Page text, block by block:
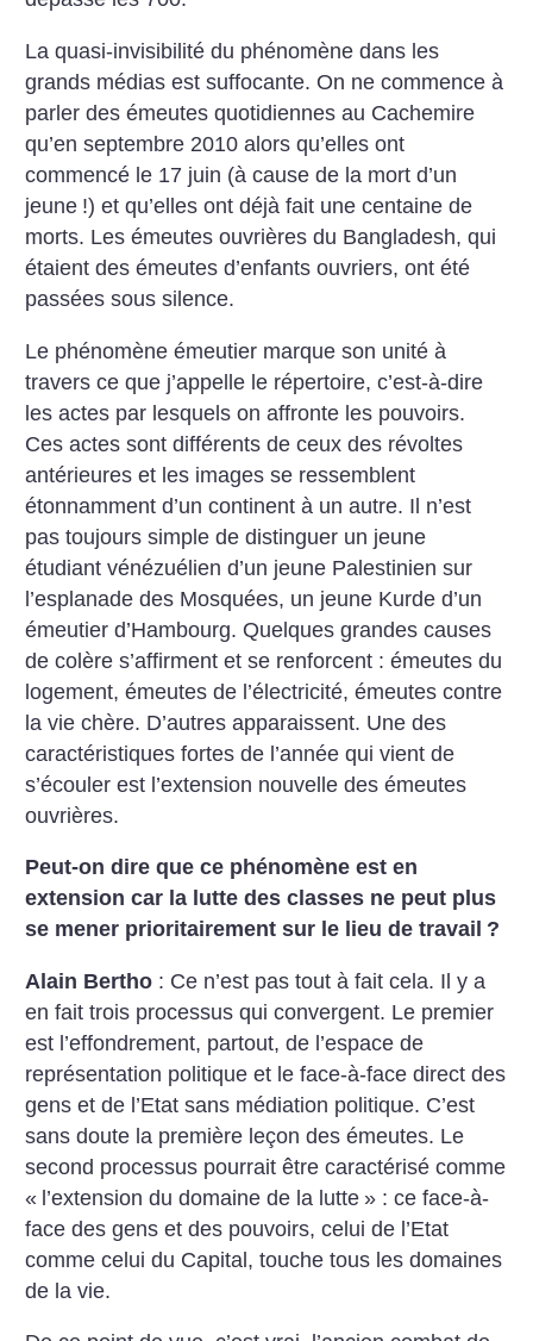
La quasi-invisibilité du phénomène dans les
grands médias est suffocante. On ne commence à
parler des émeutes quotidiennes au Cachemire
qu’en septembre 2010 alors qu’elles ont
commencé le 17 juin (à cause de la mort d’un
jeune !) et qu’elles ont déjà fait une centaine de
morts. Les émeutes ouvrières du Bangladesh, qui
étaient des émeutes d’enfants ouvriers, ont été
passées sous silence.
Le phénomène émeutier marque son unité à
travers ce que j’appelle le répertoire, c’est-à-dire
les actes par lesquels on affronte les pouvoirs.
Ces actes sont différents de ceux des révoltes
antérieures et les images se ressemblent
étonnamment d’un continent à un autre. Il n’est
pas toujours simple de distinguer un jeune
étudiant vénézuélien d’un jeune Palestinien sur
l’esplanade des Mosquées, un jeune Kurde d’un
émeutier d’Hambourg. Quelques grandes causes
de colère s’affirment et se renforcent : émeutes du
logement, émeutes de l’électricité, émeutes contre
la vie chère. D’autres apparaissent. Une des
caractéristiques fortes de l’année qui vient de
s’écouler est l’extension nouvelle des émeutes
ouvrières.
Peut-on dire que ce phénomène est en
extension car la lutte des classes ne peut plus
se mener prioritairement sur le lieu de travail ?
Alain Bertho : Ce n’est pas tout à fait cela. Il y a
en fait trois processus qui convergent. Le premier
est l’effondrement, partout, de l’espace de
représentation politique et le face-à-face direct des
gens et de l’Etat sans médiation politique. C’est
sans doute la première leçon des émeutes. Le
second processus pourrait être caractérisé comme
« l’extension du domaine de la lutte » : ce face-à-
face des gens et des pouvoirs, celui de l’Etat
comme celui du Capital, touche tous les domaines
de la vie.